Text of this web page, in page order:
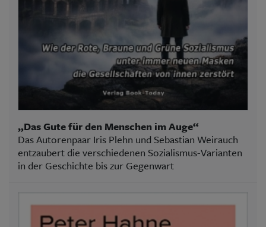
„Das Gute für den Menschen im Auge“
Das Autorenpaar Iris Plehn und Sebastian Weirauch
entzaubert die verschiedenen Sozialismus-Varianten
in der Geschichte bis zur Gegenwart